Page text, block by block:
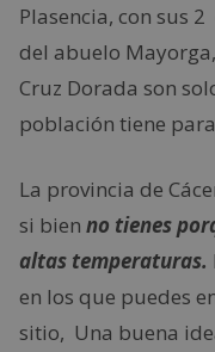
Plasencia, con sus
del abuelo
Cruz Dorada son
población tiene
La provincia de
si bien no tienes
altas temperaturas.
en los que puedes
sitio, Una buena